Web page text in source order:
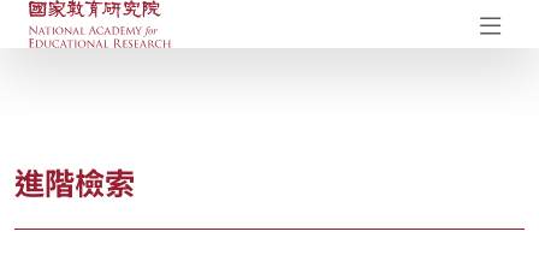
國家教育研究院-研究成果典藏庫
進階檢索